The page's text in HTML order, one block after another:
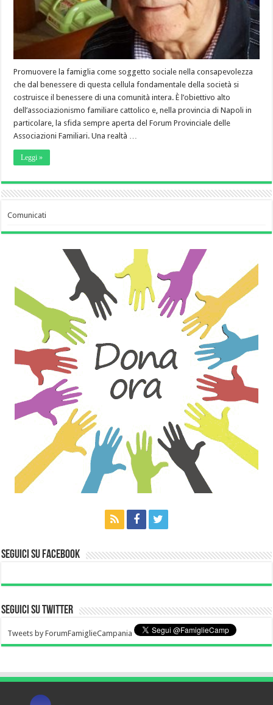
Promuovere la famiglia come soggetto sociale nella consapevolezza
che dal benessere di questa cellula fondamentale della società si
costruisce il benessere di una comunità intera. È l’obiettivo alto
dell’associazionismo familiare cattolico e, nella provincia di Napoli in
particolare, la sfida sempre aperta del Forum Provinciale delle
Associazioni Familiari. Una realtà …
Leggi »
Comunicati
Seguici su Facebook
Seguici su Twitter
Tweets by ForumFamiglieCampania